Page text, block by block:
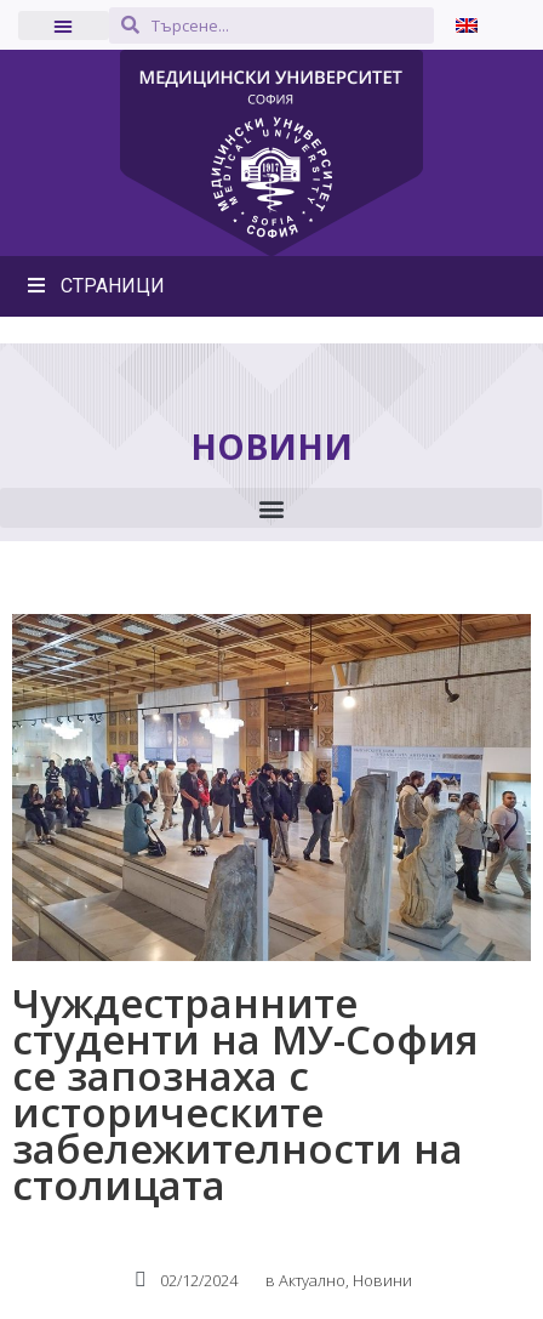
СТРАНИЦИ
НОВИНИ
Чуждестранните
студенти на МУ-София
се запознаха с
историческите
забележителности на
столицата
02/12/2024 в Актуално, Новини